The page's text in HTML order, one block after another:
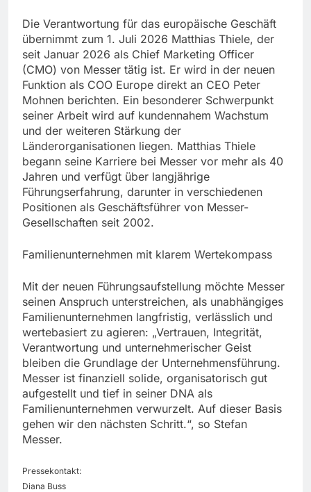
Die Verantwortung für das europäische Geschäft
übernimmt zum 1. Juli 2026 Matthias Thiele, der
seit Januar 2026 als Chief Marketing Officer
(CMO) von Messer tätig ist. Er wird in der neuen
Funktion als COO Europe direkt an CEO Peter
Mohnen berichten. Ein besonderer Schwerpunkt
seiner Arbeit wird auf kundennahem Wachstum
und der weiteren Stärkung der
Länderorganisationen liegen. Matthias Thiele
begann seine Karriere bei Messer vor mehr als 40
Jahren und verfügt über langjährige
Führungserfahrung, darunter in verschiedenen
Positionen als Geschäftsführer von Messer-
Gesellschaften seit 2002.
Familienunternehmen mit klarem Wertekompass
Mit der neuen Führungsaufstellung möchte Messer
seinen Anspruch unterstreichen, als unabhängiges
Familienunternehmen langfristig, verlässlich und
wertebasiert zu agieren: „Vertrauen, Integrität,
Verantwortung und unternehmerischer Geist
bleiben die Grundlage der Unternehmensführung.
Messer ist finanziell solide, organisatorisch gut
aufgestellt und tief in seiner DNA als
Familienunternehmen verwurzelt. Auf dieser Basis
gehen wir den nächsten Schritt.“, so Stefan
Messer.
Pressekontakt:
Diana Buss